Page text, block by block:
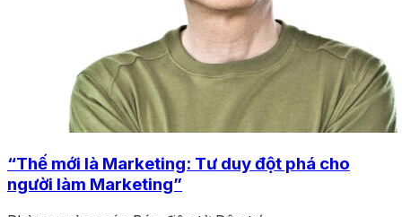
“Thế mới là Marketing: Tư duy đột phá cho
người làm Marketing”